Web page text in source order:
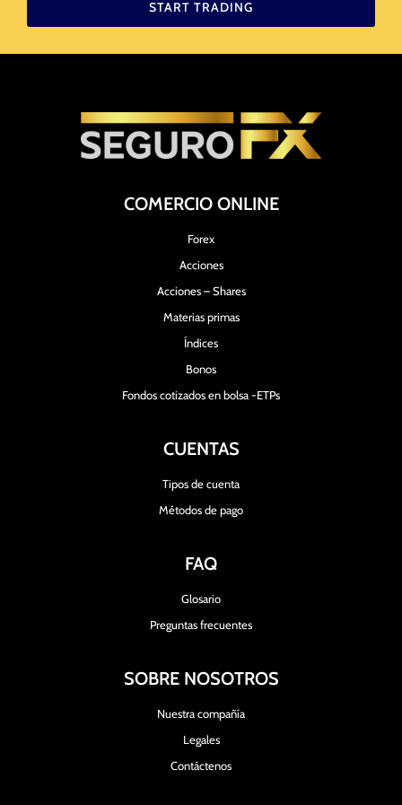
START TRADING
COMERCIO ONLINE
Forex
Acciones
Acciones – Shares
Materias primas
Índices
Bonos
Fondos cotizados en bolsa -ETPs
CUENTAS
Tipos de cuenta
Métodos de pago
FAQ
Glosario
Preguntas frecuentes
SOBRE NOSOTROS
Nuestra compañía
Legales
Contáctenos